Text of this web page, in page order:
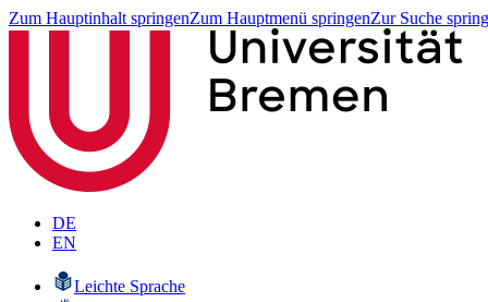
Zum Hauptinhalt springenZum Hauptmenü springenZur Suche
DE
EN
Leichte Sprache